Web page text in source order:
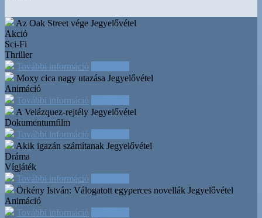
Az Oak Street vége Jegyelővétel
Akció
Sci-Fi
Thriller
További információ
Moxy cica nagy utazása Jegyelővétel
Animáció
További információ
A Velázquez-rejtély Jegyelővétel
Dokumentumfilm
További információ
Akik igazán számítanak Jegyelővétel
Dráma
Vígjáték
További információ
Örkény István: Válogatott egyperces novellák Jegyelővétel
Animáció
További információ